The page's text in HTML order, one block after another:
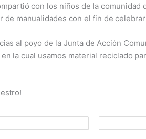
con los niños de la comunidad
manualidades con el fin de
al poyo de la Junta de Acción
la cual usamos material reciclado